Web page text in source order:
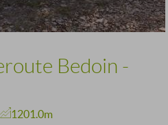
Bedoin -
1201.0m